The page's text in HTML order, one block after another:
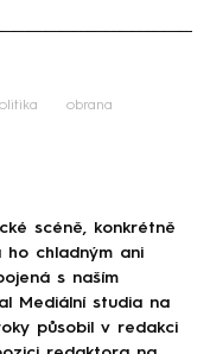
obrana
scéně, konkrétně
ho chladným ani
s naším
Mediální studia na
působil v redakci